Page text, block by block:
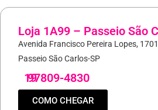
Loja 1A99 – Passeio São
Avenida Francisco Pereira Lopes,
Passeio São Carlos-SP
19
97809-4830
COMO CHEGAR